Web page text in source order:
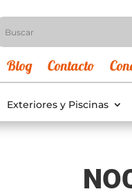
Blog Contacto
Exteriores y Piscinas